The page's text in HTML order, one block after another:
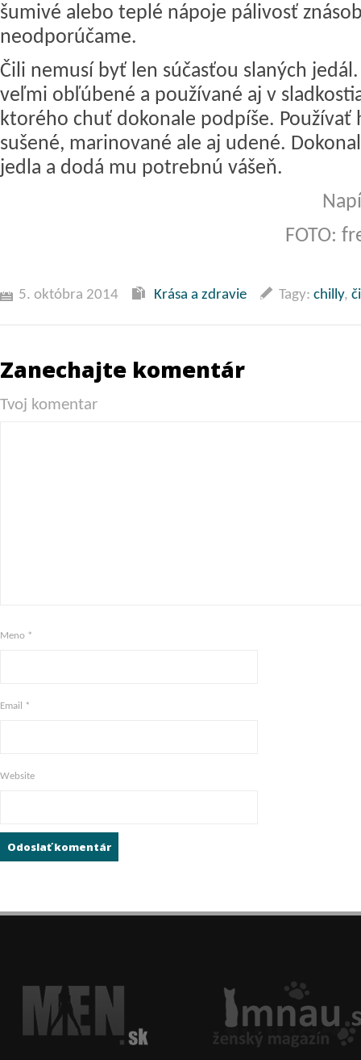
šumivé alebo teplé nápoje pálivosť
neodporúčame.
Čili nemusí byť len súčasťou slaných
veľmi obľúbené a používané aj v
ktorého chuť dokonale podpíše. Používať
sušené, marinované ale aj udené.
jedla a dodá mu potrebnú vášeň.
FOTO:
5. októbra 2014 Krása a zdravie Tagy: chilly,
Zanechajte komentár
Tvoj komentar
Meno *
Email *
Website